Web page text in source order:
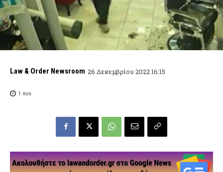
Law & Order Newsroom 26 Δεκεμβρίου 2022 16:15
1 min.